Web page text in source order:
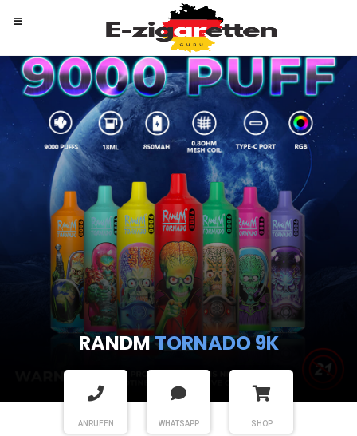
RANDMTORNADO 9K
ANRUFEN WHATSAPP SHOP